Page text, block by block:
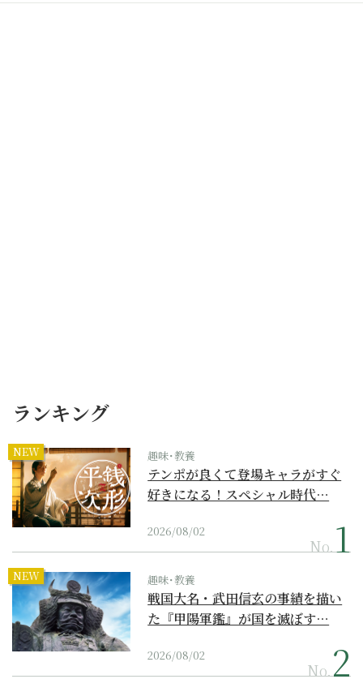
ランキング
NEW 趣味･教養
テンポが良くて登場キャラがすぐ
好きになる！スペシャル時代…
2026/08/02
No.
NEW 趣味･教養
戦国大名・武田信玄の事績を描い
た『甲陽軍鑑』が国を滅ぼす…
2026/08/02
No.